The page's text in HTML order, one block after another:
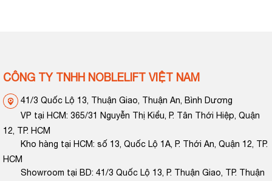
CÔNG TY TNHH NOBLELIFT VIỆT NAM
41/3 Quốc Lộ 13, Thuận Giao, Thuận An, Bình Dương
VP tại HCM: 365/31 Nguyễn Thị Kiểu, P. Tân Thới Hiệp, Quận
12, TP. HCM
Kho hàng tại HCM: số 13, Quốc Lộ 1A, P. Thới An, Quận 12, TP.
HCM
Showroom tại BD: 41/3 Quốc Lộ 13, P. Thuận Giao, TP. Thuận